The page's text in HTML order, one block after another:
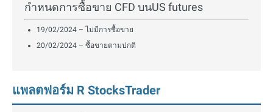
กำหนดการซื้อขาย CFD บนUS futures
19/02/2024 – ไม่มีการซื้อขาย
20/02/2024 – ซื้อขายตามปกติ
แพลตฟอร์ม R StocksTrader